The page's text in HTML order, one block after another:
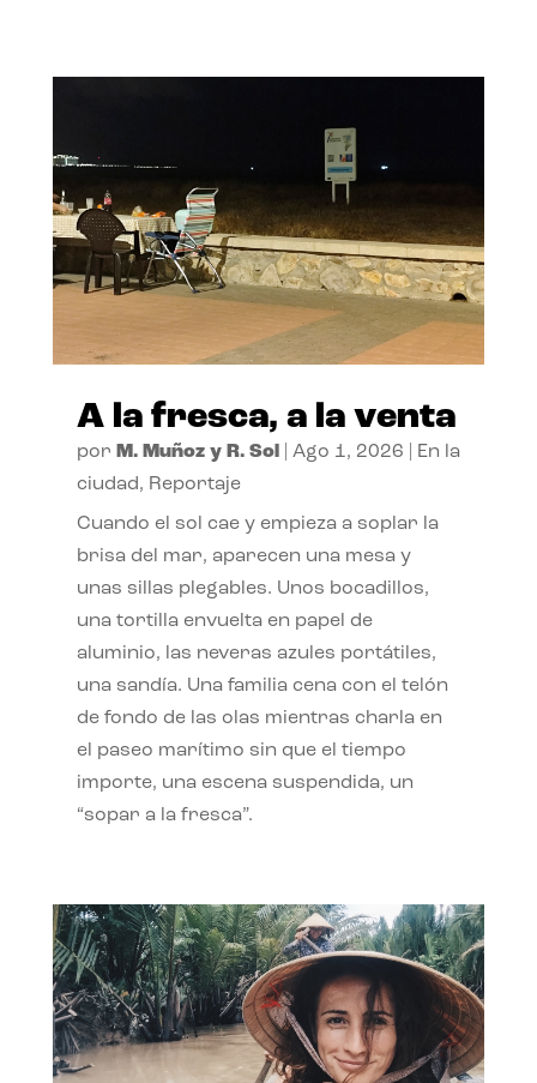
A la fresca, a la venta
por M. Muñoz y R. Sol| Ago 1, 2026
En la
ciudad, Reportaje
Cuando el sol cae y empieza a soplar la
brisa del mar, aparecen una mesa y
unas sillas plegables. Unos bocadillos,
una tortilla envuelta en papel de
aluminio, las neveras azules portátiles,
una sandía. Una familia cena con el telón
de fondo de las olas mientras charla en
el paseo marítimo sin que el tiempo
importe, una escena suspendida, un
“sopar a la fresca”.